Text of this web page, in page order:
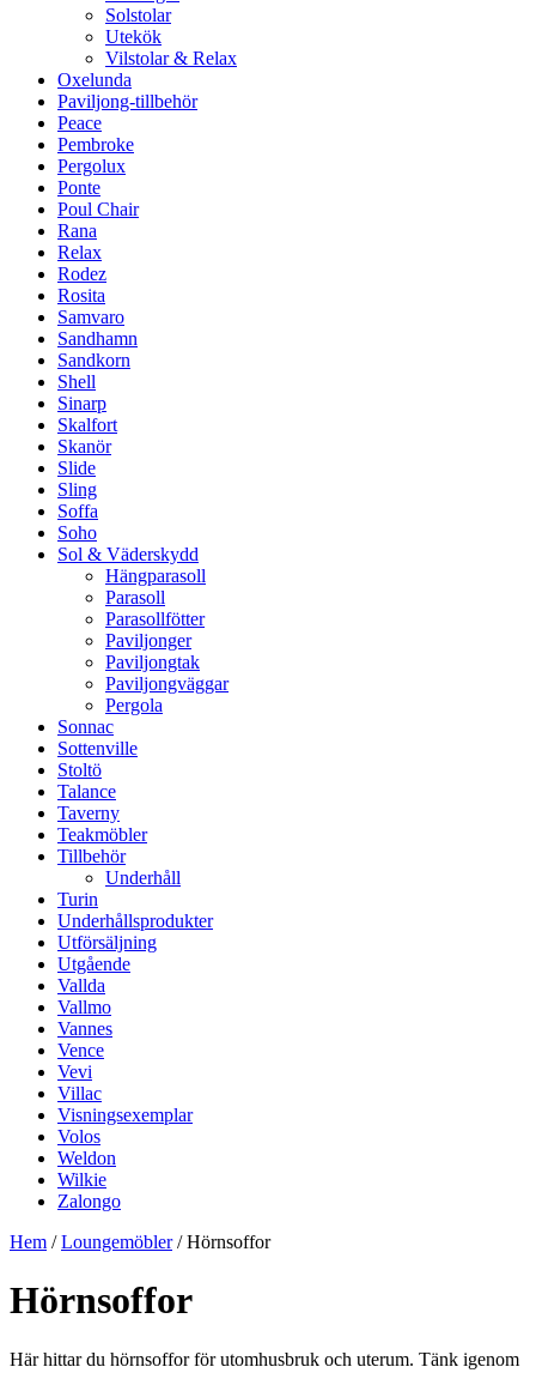
Solstolar
Utekök
Vilstolar & Relax
Oxelunda
Paviljong-tillbehör
Peace
Pembroke
Pergolux
Ponte
Poul Chair
Rana
Relax
Rodez
Rosita
Samvaro
Sandhamn
Sandkorn
Shell
Sinarp
Skalfort
Skanör
Slide
Sling
Soffa
Soho
Sol & Väderskydd
Hängparasoll
Parasoll
Parasollfötter
Paviljonger
Paviljongtak
Paviljongväggar
Pergola
Sonnac
Sottenville
Stoltö
Talance
Taverny
Teakmöbler
Tillbehör
Underhåll
Turin
Underhållsprodukter
Utförsäljning
Utgående
Vallda
Vallmo
Vannes
Vence
Vevi
Villac
Visningsexemplar
Volos
Weldon
Wilkie
Zalongo
Hem /Loungemöbler/ Hörnsoffor
Hörnsoffor
Här hittar du hörnsoffor för utomhusbruk och uterum. Tänk igenom